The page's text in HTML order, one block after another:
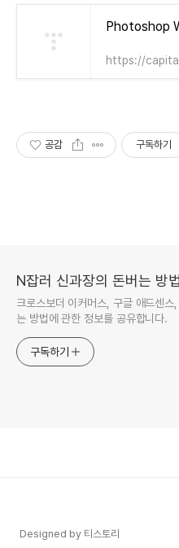
https://
공감 구독하기
N잡러 신과장의 돈버는 방법
크로스보더 이커머스, 구글 애드센스
는 방법에 관한 정보를 공유합니다.
구독하기
Designed by 티스토리